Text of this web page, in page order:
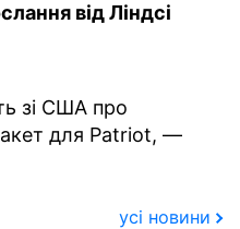
від Ліндсі
зі США про
для Patriot, —
усі новини